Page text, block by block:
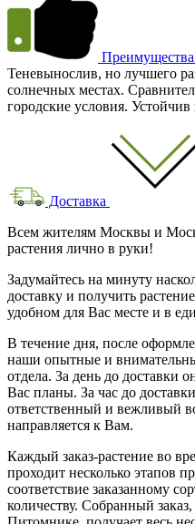
Преимущества
Теневынослив, но лучшего
солнечных местах.
городские условия.
Доставка
Всем жителям Москвы и
растения лично в руки!
Задумайтесь на минуту
доставку и получить
удобном для Вас месте и в
В течение дня, после
наши опытные и
отдела. За день до доставки
Вас планы. За час до
ответственный и вежливый
направляется к Вам.
Каждый заказ-растение во
проходит несколько этапов
соответствие заказанному
количеству. Собранный